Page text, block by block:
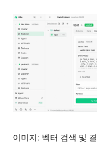
이미지: 벡터 검색 및